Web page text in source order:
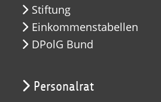
Stiftung
Einkommenstabellen
DPolG Bund
Personalrat